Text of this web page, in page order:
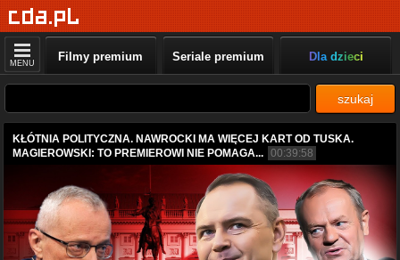
MENU Filmy premium Seriale premium Dla dzieci
szukaj
KŁÓTNIA POLITYCZNA. NAWROCKI MA WIĘCEJ KART OD TUSKA.
MAGIEROWSKI: TO PREMIEROWI NIE POMAGA... 00:39:58